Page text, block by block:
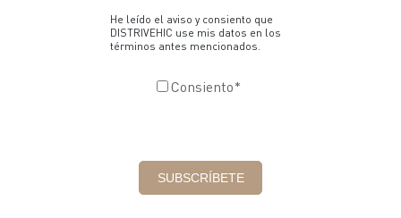
He leído el aviso y consiento que
DISTRIVEHIC use mis datos en los
términos antes mencionados.
Consiento*